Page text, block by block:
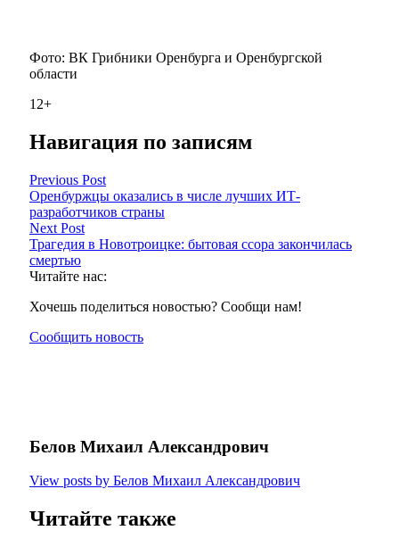
Фото: ВК Грибники Оренбурга и Оренбургской
области
12+
Навигация по записям
Previous Post
Оренбуржцы оказались в числе лучших ИТ-
разработчиков страны
Next Post
Трагедия в Новотроицке: бытовая ссора закончилась
смертью
Читайте нас:
Хочешь поделиться новостью? Сообщи нам!
Сообщить новость
Белов Михаил Александрович
View posts by Белов Михаил Александрович
Читайте также